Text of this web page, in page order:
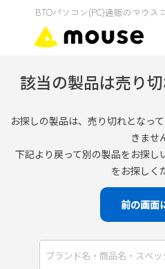
該当の製品は売り切
お探しの製品は、売り切れとなっ
きませ
下記より戻って別の製品をお探し
をお探しく
前の画面